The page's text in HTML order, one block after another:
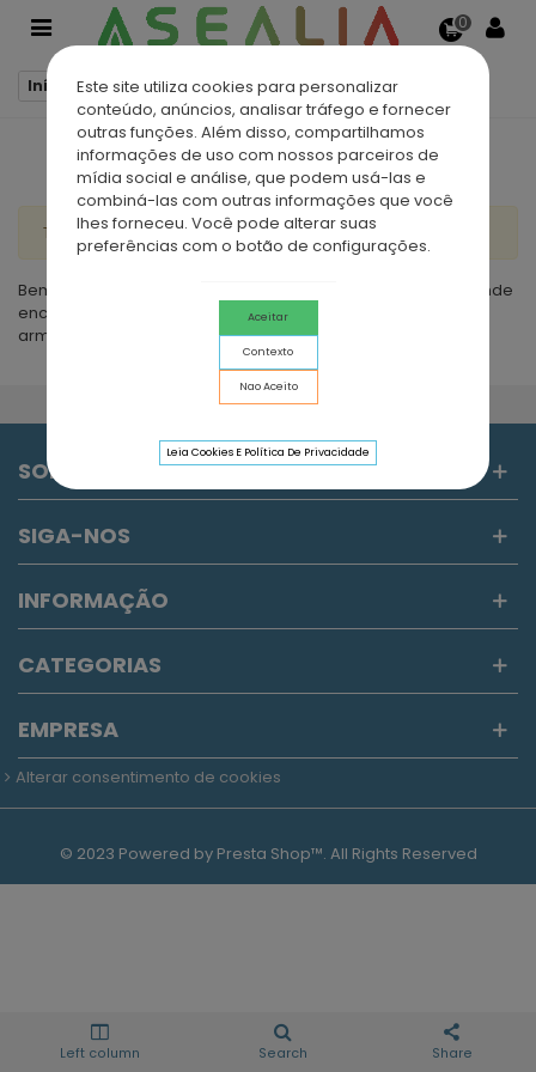
Este site utiliza cookies para personalizar
conteúdo, anúncios, analisar tráfego e fornecer
outras funções. Além disso, compartilhamos
informações de uso com nossos parceiros de
mídia social e análise, que podem usá-las e
combiná-las com outras informações que você
lhes forneceu. Você pode alterar suas
preferências com o botão de configurações.
Aceitar
Contexto
Nao Aceito
Leia Cookies E Política De Privacidade
0
Início Móveis Casa de Banho Móveis 90 cm
MÓVEIS 90 CM
There are no products on the category.
Bem-vindo à secção de Móveis de Casa de Banho 90cm, onde
encontrará diferentes conjuntos, todos compostos por um
armário, lavatório e espelho.
SOBRE NÓS
SIGA-NOS
INFORMAÇÃO
CATEGORIAS
EMPRESA
Alterar consentimento de cookies
© 2023 Powered by Presta Shop™. All Rights Reserved
Left column Search Share